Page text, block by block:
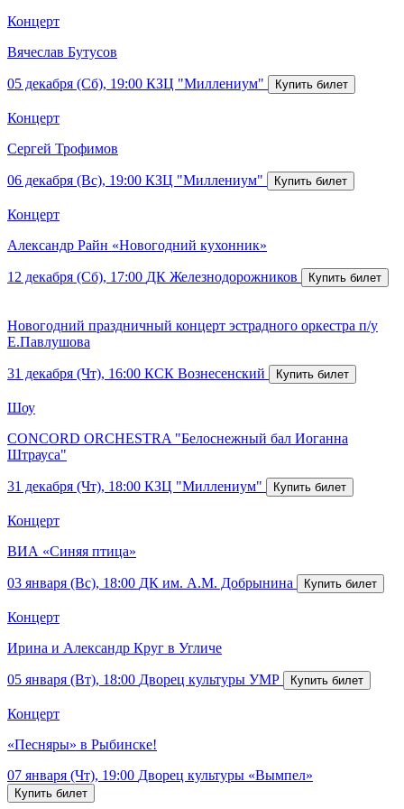
Концерт
Вячеслав Бутусов
05 декабря (Сб), 19:00 КЗЦ "Миллениум"
Концерт
Сергей Трофимов
06 декабря (Вс), 19:00 КЗЦ "Миллениум"
Концерт
Александр Райн «Новогодний кухонник»
12 декабря (Сб), 17:00 ДК Железнодорожников
Новогодний праздничный концерт эстрадного оркестра п/у
Е.Павлушова
31 декабря (Чт), 16:00 КСК Вознесенский
Шоу
CONCORD ORCHESTRA "Белоснежный бал Иоганна
Штрауса"
31 декабря (Чт), 18:00 КЗЦ "Миллениум"
Концерт
ВИА «Синяя птица»
03 января (Вс), 18:00 ДК им. А.М. Добрынина
Концерт
Ирина и Александр Круг в Угличе
05 января (Вт), 18:00 Дворец культуры УМР
Концерт
«Песняры» в Рыбинске!
07 января (Чт), 19:00 Дворец культуры «Вымпел»